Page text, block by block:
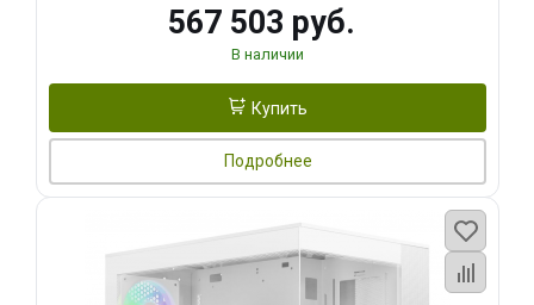
567 503 руб.
В наличии
Купить
Подробнее